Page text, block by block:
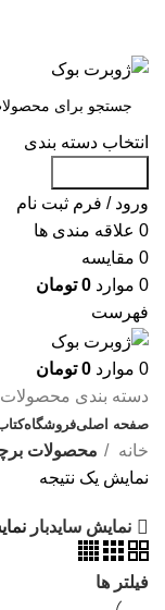
انتخاب دسته بندی
ورود / فرم ثبت نام
0 علاقه مندی ها
0 مقایسه
0 موارد 0 تومان
فهرست
0 موارد 0 تومان
دسته بندی محصولات
صفحه اصلیفروشگاه
خانه
محصولات
نمایش یک نتیجه
نمایش سایدبار
فیلتر ها